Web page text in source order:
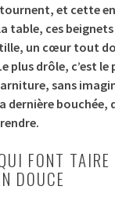
et cette
table, ces
un cœur tout
plus drôle, c’est
sans
dernière
FONT
DOUCE